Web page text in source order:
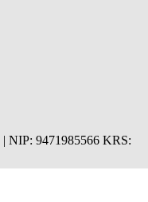
| NIP: 9471985566 KRS: